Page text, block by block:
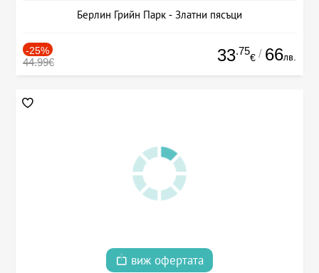
Берлин Грийн Парк - Златни пясъци
-25%
44.99€ 33.75
€ / 66лв.
виж офертата